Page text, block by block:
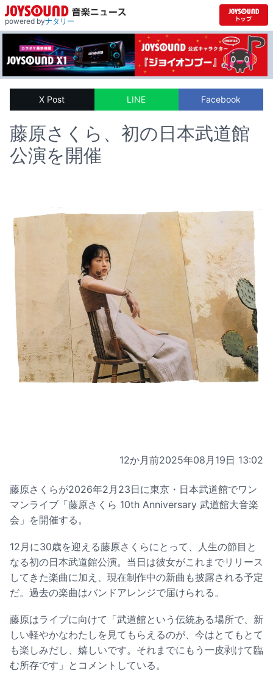
powered byナタリー
X Post LINE Facebook
藤原さくら、初の日本武道館
公演を開催
12か月前2025年08月19日 13:02
藤原さくらが2026年2月23日に東京・日本武道館でワン
マンライブ「藤原さくら 10th Anniversary 武道館大音楽
会」を開催する。
12月に30歳を迎える藤原さくらにとって、人生の節目と
なる初の日本武道館公演。当日は彼女がこれまでリリース
してきた楽曲に加え、現在制作中の新曲も披露される予定
だ。過去の楽曲はバンドアレンジで届けられる。
藤原はライブに向けて「武道館という伝統ある場所で、新
しい軽やかなわたしを見てもらえるのが、今はとてもとて
も楽しみだし、嬉しいです。それまでにもう一皮剥けて臨
む所存です」とコメントしている。